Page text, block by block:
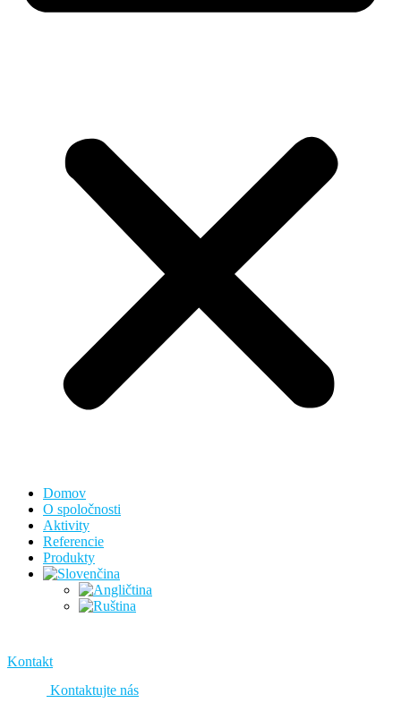
Domov
O spoločnosti
Aktivity
Referencie
Produkty
Kontakt
Kontaktujte nás